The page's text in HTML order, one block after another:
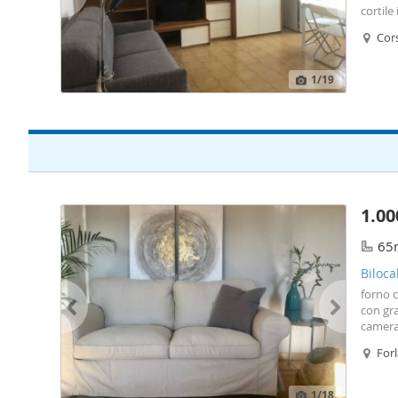
1/19
cortile
Si
1/18
forno
con
stanze